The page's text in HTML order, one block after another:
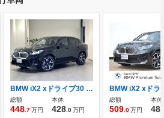
BMW iX2 xドライブ30 Mスポーツ 4WD ACC 360度カメラ コンフォートアクセス
総額
448.7万円
本体
428.0万円
総額
509.0万円
本体